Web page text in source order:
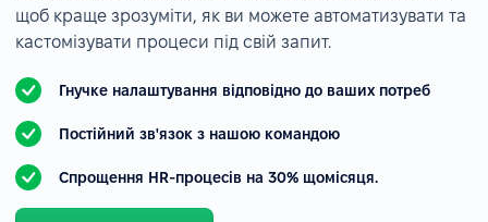
щоб краще зрозуміти, як ви можете автоматизувати та
кастомізувати процеси під свій запит.
Гнучке налаштування відповідно до ваших потреб
Постійний зв'язок з нашою командою
Спрощення HR-процесів на 30% щомісяця.